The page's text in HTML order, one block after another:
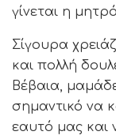
γίνεται η
Σίγουρα
και πολλή
Βέβαια,
σημαντικό να
εαυτό μας και